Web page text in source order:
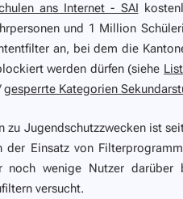
ans Internet - SAI
und 1 Million
an, bei dem die
werden dürfen (siehe
gesperrte Kategorien
zu Jugendschutzzwecken ist
Einsatz von
wenige Nutzer darüber
versucht.